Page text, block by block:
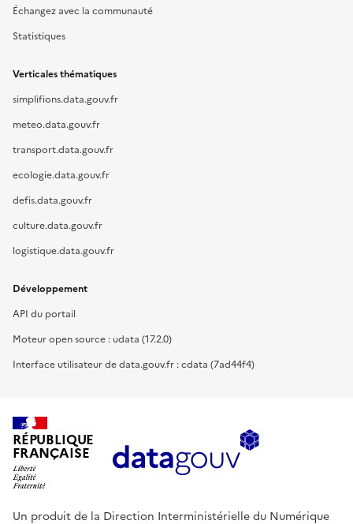
Échangez avec la communauté
Statistiques
Verticales thématiques
simplifions.data.gouv.fr
meteo.data.gouv.fr
transport.data.gouv.fr
ecologie.data.gouv.fr
defis.data.gouv.fr
culture.data.gouv.fr
logistique.data.gouv.fr
Développement
API du portail
Moteur open source : udata (17.2.0)
Interface utilisateur de data.gouv.fr : cdata (7ad44f4)
RÉPUBLIQUE
FRANÇAISE
Un produit de la Direction Interministérielle du Numérique